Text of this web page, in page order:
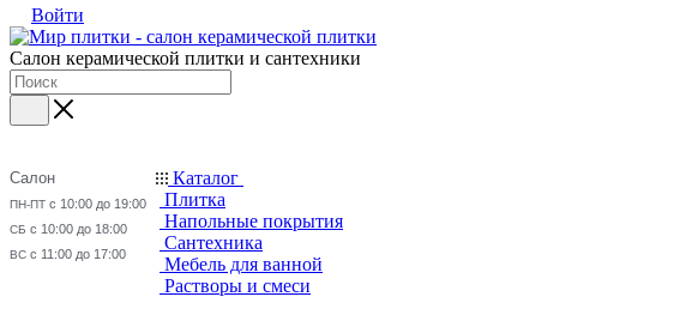
Войти
Салон керамической плитки и сантехники
Салон
ПН-ПТ с 10:00 до 19:00
СБ с 10:00 до 18:00
ВС с 11:00 до 17:00
Каталог
Плитка
Напольные покрытия
Сантехника
Мебель для ванной
Растворы и смеси